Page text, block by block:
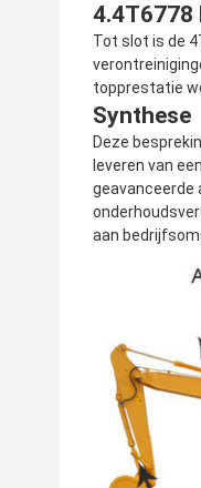
4.4T6778
Tot slot is de
topprestatie
Synthese
Deze
leveren van
geavanceerde
aan